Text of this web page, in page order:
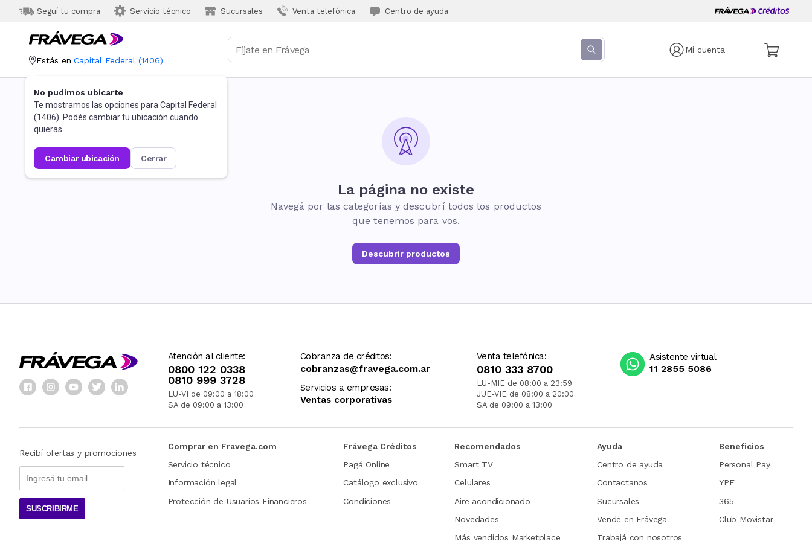
Seguí tu compra Servicio técnico Sucursales Venta telefónica Centro de ayuda
Mi cuenta
Estás en Capital Federal (1406)
No pudimos ubicarte
Te mostramos las opciones para Capital Federal
(1406). Podés cambiar tu ubicación cuando
quieras.
cambiar ubicación cerrar
La página no existe
Navegá por las categorías y descubrí todos los productos
que tenemos para vos.
Descubrir productos
Atención al cliente:
0800 122 0338
0810 999 3728
LU-VI de 09:00 a 18:00
SA de 09:00 a 13:00
Cobranza de créditos:
cobranzas@fravega.com.ar
Servicios a empresas:
Ventas corporativas
Venta telefónica:
0810 333 8700
LU-MIE de 08:00 a 23:59
JUE-VIE de 08:00 a 20:00
SA de 09:00 a 13:00
Asistente virtual
11 2855 5086
Recibí ofertas y promociones
SUSCRIBIRME
Comprar en Fravega.com
Servicio técnico
Información legal
Protección de Usuarios Financieros
Frávega Créditos
Pagá Online
Catálogo exclusivo
Condiciones
Recomendados
Smart TV
Celulares
Aire acondicionado
Novedades
Más vendidos Marketplace
Ayuda
Centro de ayuda
Contactanos
Sucursales
Vendé en Frávega
Trabajá con nosotros
Beneficios
Personal Pay
YPF
365
Club Movistar